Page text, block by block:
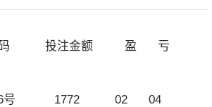
码 投注金额 盈 亏
16号 1772 02 04